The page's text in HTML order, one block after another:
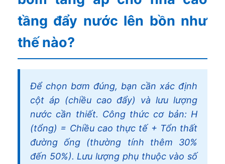
tầng đẩy nước lên bồn như
thế nào?
Để chọn bơm đúng, bạn cần xác định
cột áp (chiều cao đẩy) và lưu lượng
nước cần thiết. Công thức cơ bản: H
(tổng) = Chiều cao thực tế + Tổn thất
đường ống (thường tính thêm 30%
đến 50%). Lưu lượng phụ thuộc vào số